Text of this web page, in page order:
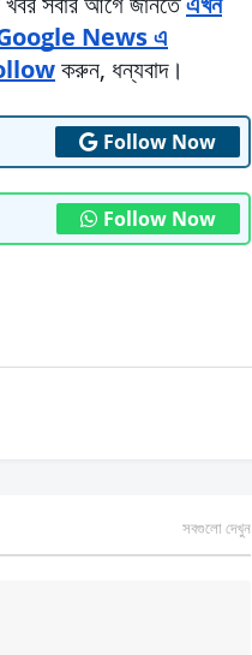
News এ
করুন, ধন্যবাদ।
Follow Now
Follow Now
সবগুলো দেখুন